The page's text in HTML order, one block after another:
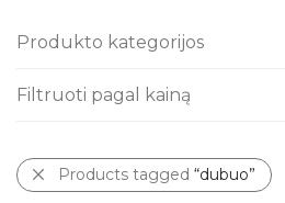
Produkto kategorijos
Visos
Kalėdos
Filtruoti pagal kainą
All
€0-€10
Products tagged “dubuo”